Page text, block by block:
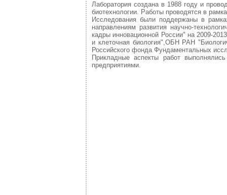
Лаборатория создана в 1988 году и
биотехнологии. Работы проводятся в
Исследования были поддержаны в
направлениям развития научно-
кадры инновационной России" на 2009-
и клеточная биология",ОБН РАН
Российского фонда Фундаментальных
Прикладные аспекты работ
предприятиями.